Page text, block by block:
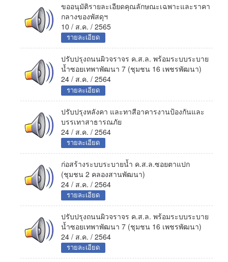
ขออนุมัติรายละเอียดคุณลักษณะเฉพาะและราคา
กลางของพัสดุฯ
10 / ส.ค. / 2565
รายละเอียด
ปรับปรุงถนนผิวจราจร ค.ส.ล. พร้อมระบบระบาย
น้ำซอยเทพาพัฒนา 7 (ชุมชน 16 เพชรพัฒนา)
24 / ส.ค. / 2564
รายละเอียด
ปรับปรุงหลังคา และทาสีอาคารงานป้องกันและ
บรรเทาสาธารณภัย
24 / ส.ค. / 2564
รายละเอียด
ก่อสร้างระบบระบายน้ำ ค.ส.ล.ซอยตาแปก
(ชุมชน 2 คลองสานพัฒนา)
24 / ส.ค. / 2564
รายละเอียด
ปรับปรุงถนนผิวจราจร ค.ส.ล. พร้อมระบบระบาย
น้ำซอยเทพาพัฒนา 7 (ชุมชน 16 เพชรพัฒนา)
24 / ส.ค. / 2564
รายละเอียด